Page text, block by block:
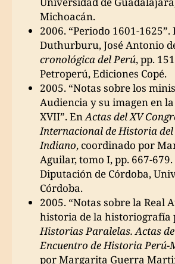
Michoacán.
2006. “Periodo 1601-1625”.
Duthurburu, José Antonio
cronológica del Perú, pp.
Petroperú, Ediciones Copé.
2005. “Notas sobre los
Audiencia y su imagen en
XVII”. EnActas del XV
Internacional de Historia del
Indiano, coordinado por
Aguilar, tomo I, pp. 667-
Diputación de Córdoba,
Córdoba.
2005. “Notas sobre la Real
historia de la historiografía
Historias Paralelas. Actas
Encuentro de Historia Perú-
por Margarita Guerra